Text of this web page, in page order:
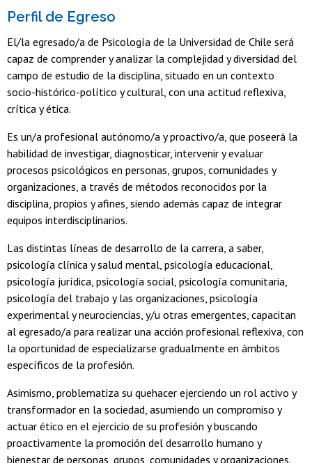
Perfil de Egreso
El/la egresado/a de Psicología de la Universidad de Chile será
capaz de comprender y analizar la complejidad y diversidad del
campo de estudio de la disciplina, situado en un contexto
socio-histórico-político y cultural, con una actitud reflexiva,
crítica y ética.
Es un/a profesional autónomo/a y proactivo/a, que poseerá la
habilidad de investigar, diagnosticar, intervenir y evaluar
procesos psicológicos en personas, grupos, comunidades y
organizaciones, a través de métodos reconocidos por la
disciplina, propios y afines, siendo además capaz de integrar
equipos interdisciplinarios.
Las distintas líneas de desarrollo de la carrera, a saber,
psicología clínica y salud mental, psicología educacional,
psicología jurídica, psicología social, psicología comunitaria,
psicología del trabajo y las organizaciones, psicología
experimental y neurociencias, y/u otras emergentes, capacitan
al egresado/a para realizar una acción profesional reflexiva, con
la oportunidad de especializarse gradualmente en ámbitos
específicos de la profesión.
Asimismo, problematiza su quehacer ejerciendo un rol activo y
transformador en la sociedad, asumiendo un compromiso y
actuar ético en el ejercicio de su profesión y buscando
proactivamente la promoción del desarrollo humano y
bienestar de personas, grupos, comunidades y organizaciones.